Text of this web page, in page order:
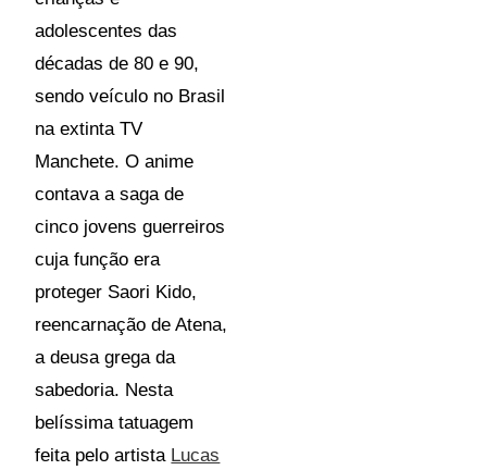
adolescentes das
décadas de 80 e 90,
sendo veículo no Brasil
na extinta TV
Manchete. O anime
contava a saga de
cinco jovens guerreiros
cuja função era
proteger Saori Kido,
reencarnação de Atena,
a deusa grega da
sabedoria. Nesta
belíssima tatuagem
feita pelo artista Lucas